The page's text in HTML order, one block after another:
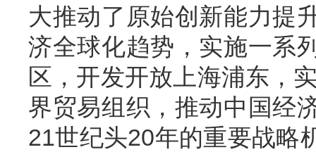
大推动了原始创新能力提
济全球化趋势，实施一系
区，开发开放上海浦东，
界贸易组织，推动中国经
21世纪头20年的重要战略